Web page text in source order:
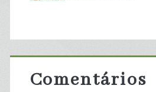
Comentários